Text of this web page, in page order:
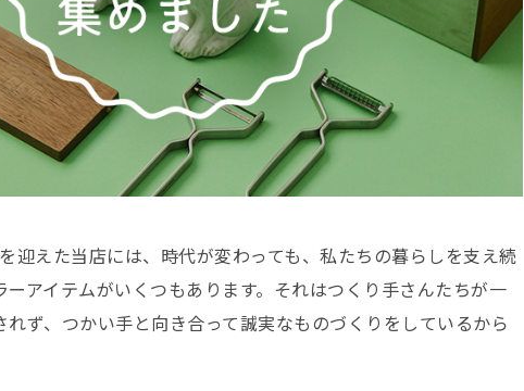
迎えた当店には、時代が変わっても、私たちの暮らしを支え続
ーアイテムがいくつもあります。それはつくり手さんたちが一
れず、つかい手と向き合って誠実なものづくりをしているから